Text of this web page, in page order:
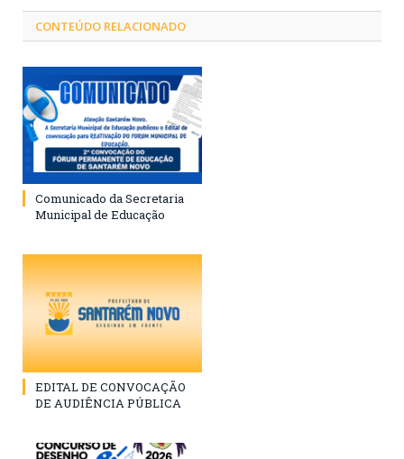
CONTEÚDO RELACIONADO
Comunicado da Secretaria
Municipal de Educação
EDITAL DE CONVOCAÇÃO
DE AUDIÊNCIA PÚBLICA